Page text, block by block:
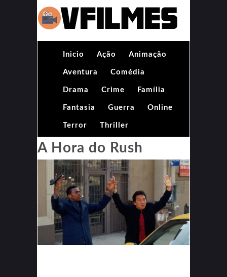
Inicio Ação Animação
Aventura Comédia
Drama Crime Família
Fantasia Guerra Online
Terror Thriller
A Hora do Rush